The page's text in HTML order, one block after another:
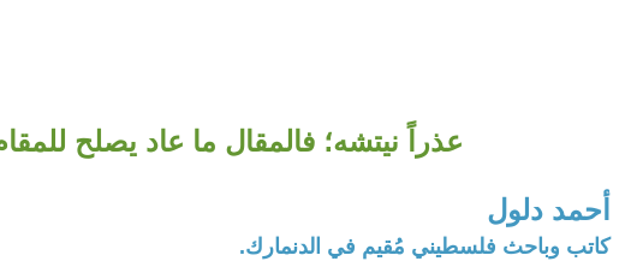
عذراً نيتشه؛ فالمقال ما عاد يصلح
أحمد دلول
كاتب وباحث فلسطيني مُقيم في الدنمارك.